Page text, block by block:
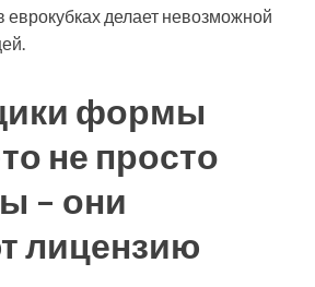
еврокубках делает невозможной
формы
не просто
– они
лицензию